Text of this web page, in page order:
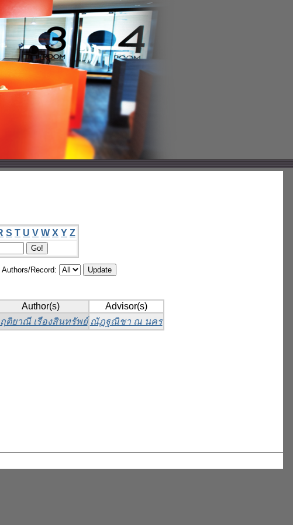
S T U V W X Y Z
Authors/Record:
Author(s)
Advisor(s)
ติยาณี เรืองสินทรัพย์ ณัฏฐณิชา ณ นคร